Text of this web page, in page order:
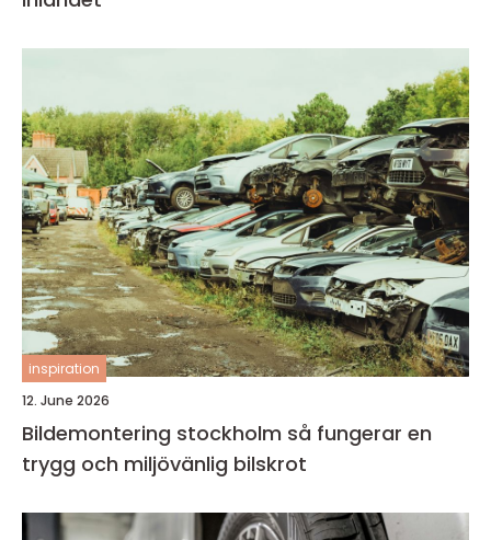
inspiration
12. June 2026
Bildemontering stockholm så fungerar en
trygg och miljövänlig bilskrot